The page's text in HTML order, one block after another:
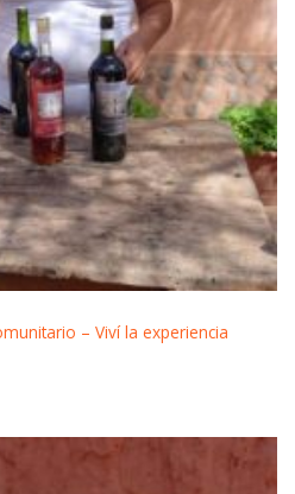
– Viví la experiencia